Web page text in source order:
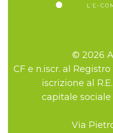
© 2026
CF e n.iscr. al
iscrizione al
capitale sociale
Via